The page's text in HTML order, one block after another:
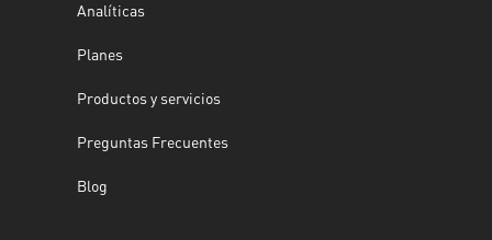
Analíticas
Planes
Productos y servicios
Preguntas Frecuentes
Blog